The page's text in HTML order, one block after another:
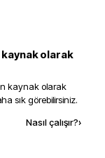
olarak
kaynak olarak
sık görebilirsiniz.
Nasıl çalışır?›